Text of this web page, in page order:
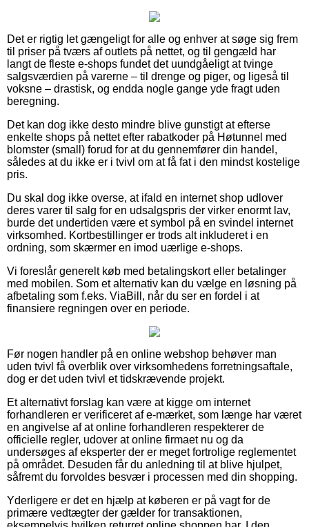
Det er rigtig let gængeligt for alle og enhver at søge sig frem
til priser på tværs af outlets på nettet, og til gengæld har
langt de fleste e-shops fundet det uundgåeligt at tvinge
salgsværdien på varerne – til drenge og piger, og ligeså til
voksne – drastisk, og endda nogle gange yde fragt uden
beregning.
Det kan dog ikke desto mindre blive gunstigt at efterse
enkelte shops på nettet efter rabatkoder på Høtunnel med
blomster (small) forud for at du gennemfører din handel,
således at du ikke er i tvivl om at få fat i den mindst kostelige
pris.
Du skal dog ikke overse, at ifald en internet shop udlover
deres varer til salg for en udsalgspris der virker enormt lav,
burde det undertiden være et symbol på en svindel internet
virksomhed. Kortbestillinger er trods alt inkluderet i en
ordning, som skærmer en imod uærlige e-shops.
Vi foreslår generelt køb med betalingskort eller betalinger
med mobilen. Som et alternativ kan du vælge en løsning på
afbetaling som f.eks. ViaBill, når du ser en fordel i at
finansiere regningen over en periode.
Før nogen handler på en online webshop behøver man
uden tvivl få overblik over virksomhedens forretningsaftale,
dog er det uden tvivl et tidskrævende projekt.
Et alternativt forslag kan være at kigge om internet
forhandleren er verificeret af e-mærket, som længe har været
en angivelse af at online forhandleren respekterer de
officielle regler, udover at online firmaet nu og da
undersøges af eksperter der er meget fortrolige reglementet
på området. Desuden får du anledning til at blive hjulpet,
såfremt du forvoldes besvær i processen med din shopping.
Yderligere er det en hjælp at køberen er på vagt for de
primære vedtægter der gælder for transaktionen,